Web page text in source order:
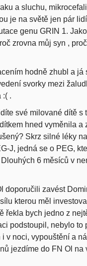
a sluchu,
je na světě jen pár
genu GRIN 1.
zrovna můj syn ,
hodně zhubl a já
svorky mezi
:( .
své milované dítě s
hned vyměnila a
Skrz silné léky
J, jedná se o PEG,
6 měsíců v
zavést
kterou měl
řekla bych jedno z
podstoupil, nebylo to
v noci, vypouštění a
jezdíme do FN Ol na